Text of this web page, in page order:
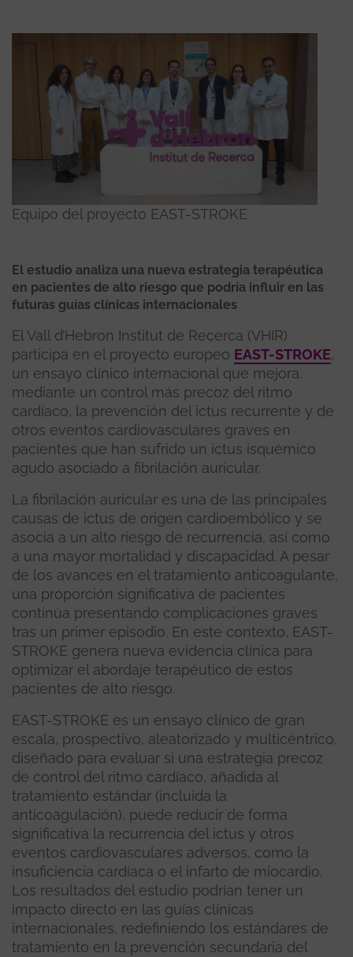
Equipo del proyecto EAST-STROKE
El estudio analiza una nueva estrategia terapéutica
en pacientes de alto riesgo que podría influir en las
futuras guías clínicas internacionales
El Vall d’Hebron Institut de Recerca (VHIR)
participa en el proyecto europeo EAST-STROKE,
un ensayo clínico internacional que mejora,
mediante un control más precoz del ritmo
cardíaco, la prevención del ictus recurrente y de
otros eventos cardiovasculares graves en
pacientes que han sufrido un ictus isquémico
agudo asociado a fibrilación auricular.
La fibrilación auricular es una de las principales
causas de ictus de origen cardioembólico y se
asocia a un alto riesgo de recurrencia, así como
a una mayor mortalidad y discapacidad. A pesar
de los avances en el tratamiento anticoagulante,
una proporción significativa de pacientes
continúa presentando complicaciones graves
tras un primer episodio. En este contexto, EAST-
STROKE genera nueva evidencia clínica para
optimizar el abordaje terapéutico de estos
pacientes de alto riesgo.
EAST-STROKE es un ensayo clínico de gran
escala, prospectivo, aleatorizado y multicéntrico,
diseñado para evaluar si una estrategia precoz
de control del ritmo cardíaco, añadida al
tratamiento estándar (incluida la
anticoagulación), puede reducir de forma
significativa la recurrencia del ictus y otros
eventos cardiovasculares adversos, como la
insuficiencia cardíaca o el infarto de miocardio.
Los resultados del estudio podrían tener un
impacto directo en las guías clínicas
internacionales, redefiniendo los estándares de
tratamiento en la prevención secundaria del